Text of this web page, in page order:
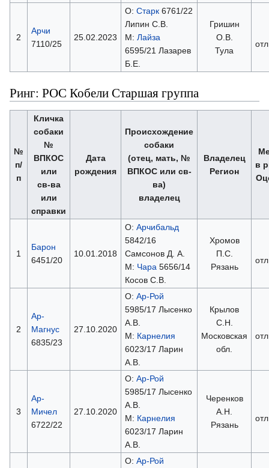
2
Арчи
7110/25
25.02.2023
О: Старк6761/22
Липин С.В.
М: Лайза
6595/21 Лазарев
Б.Е.
Гришин
О.В.
Тула
Ринг: РОС Кобели Старшая группа
№
п/
п
Кличка
собаки
№
ВПКОС
или
св-ва
или
справки
Дата
рождения
Происхождение
собаки
(отец, мать, №
ВПКОС или св-
ва)
владелец
Владелец
Регион
в
1
Барон
6451/20
10.01.2018
О: Арчибальд
5842/16
Самсонов Д. А.
М: Чара 5656/14
Косов С.В.
Хромов
П.С.
Рязань
2
Ар-
Магнус
6835/23
27.10.2020
О: Ар-Рой
5985/17 Лысенко
А.В.
М: Карнелия
6023/17 Ларин
А.В.
Крылов
С.Н.
Московская
обл.
3
Ар-
Мичел
6722/22
27.10.2020
О: Ар-Рой
5985/17 Лысенко
А.В.
М: Карнелия
6023/17 Ларин
А.В.
Черенков
А.Н.
Рязань
О: Ар-Рой